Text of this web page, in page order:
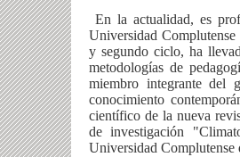
En la actualidad, es
Universidad
y segundo ciclo, ha
metodologías de
miembro integrante del
conocimiento
científico de la nueva
de investigación
Universidad Complutense